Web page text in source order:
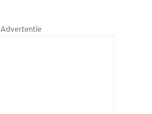
Advertentie